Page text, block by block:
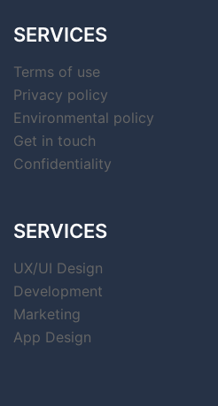
SERVICES
Terms of use
Privacy policy
Environmental policy
Get in touch
Confidentiality
SERVICES
UX/UI Design
Development
Marketing
App Design